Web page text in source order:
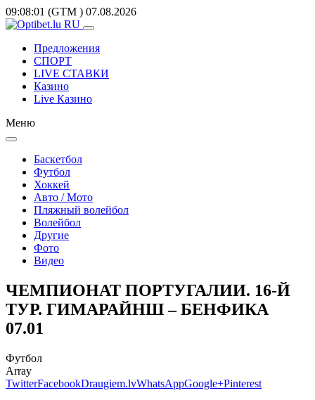
09:08:01 (GTM ) 07.08.2026
Предложения
СПОРТ
LIVE СТАВКИ
Казино
Live Казино
Меню
Баскетбол
Футбол
Хоккей
Авто / Мото
Пляжный волейбол
Волейбол
Другие
Фото
Видео
ЧЕМПИОНАТ ПОРТУГАЛИИ. 16-Й
ТУР. ГИМАРАЙНШ – БЕНФИКА
07.01
Футбол
Array
TwitterFacebookDraugiem.lvWhatsAppGoogle+Pinterest